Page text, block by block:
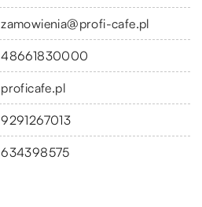
zamowienia@profi-cafe.pl
48661830000
proficafe.pl
9291267013
634398575